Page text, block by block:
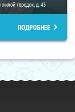
жилой городок, д. 43
ПОДРОБНЕЕ